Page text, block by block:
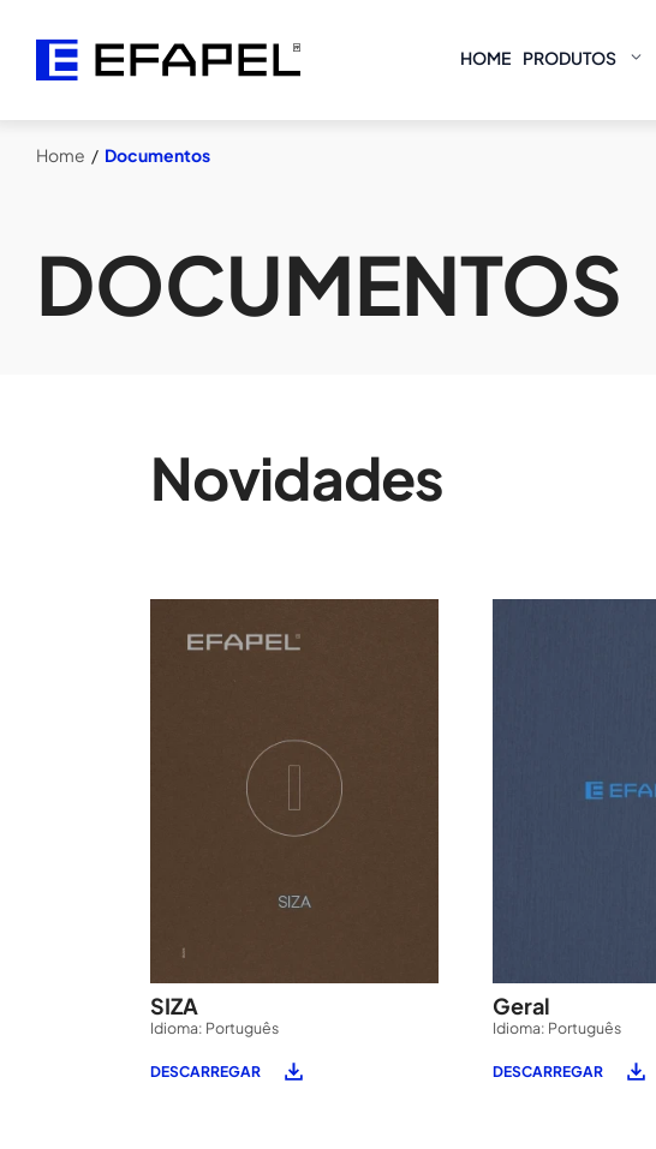
HOME PRODUTOS
Home / Documentos
DOCUMENTOS
Novidades
SIZA
Idioma: Português
DESCARREGAR
Geral
Idioma: Português
DESCARREGAR